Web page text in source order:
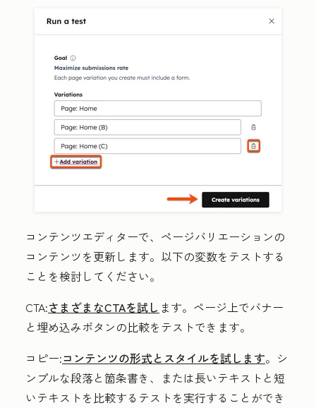
コンテンツエディターで、ページバリエーションの
コンテンツを更新します。以下の変数をテストする
ことを検討してください。
CTA:さまざまなCTAを試し ます。ページ上でバナー
と埋め込みボタンの比較をテストできます。
コピー:コンテンツの形式とスタイルを試します。シ
ンプルな段落と箇条書き、または長いテキストと短
いテキストを比較するテストを実行することができ